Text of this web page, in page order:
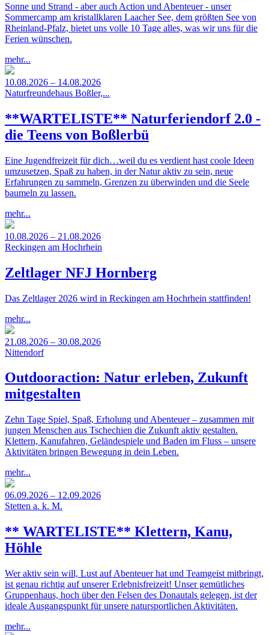
Sonne und Strand - aber auch Action und Abenteuer - unser
Sommercamp am kristallklaren Laacher See, dem größten See von
Rheinland-Pfalz, bietet uns volle 10 Tage alles, was wir uns für die
Ferien wünschen.
mehr...
10.08.2026 – 14.08.2026
Naturfreundehaus Boßler,...
**WARTELISTE** Naturferiendorf 2.0 -
die Teens von Boßlerbü
Eine Jugendfreizeit für dich…weil du es verdient hast coole Ideen
umzusetzen, Spaß zu haben, in der Natur aktiv zu sein, neue
Erfahrungen zu sammeln, Grenzen zu überwinden und die Seele
baumeln zu lassen.
mehr...
10.08.2026 – 21.08.2026
Reckingen am Hochrhein
Zeltlager NFJ Hornberg
Das Zeltlager 2026 wird in Reckingen am Hochrhein stattfinden!
mehr...
21.08.2026 – 30.08.2026
Nittendorf
Outdooraction: Natur erleben, Zukunft
mitgestalten
Zehn Tage Spiel, Spaß, Erholung und Abenteuer – zusammen mit
jungen Menschen aus Tschechien die Zukunft aktiv gestalten.
Klettern, Kanufahren, Geländespiele und Baden im Fluss – unsere
Aktivitäten bringen Bewegung in dein Leben.
mehr...
06.09.2026 – 12.09.2026
Stetten a. k. M.
** WARTELISTE** Klettern, Kanu,
Höhle
Wer aktiv sein will, Lust auf Abenteuer hat und Teamgeist mitbringt,
ist genau richtig auf unserer Erlebnisfreizeit! Unser gemütliches
Gruppenhaus, hoch über den Felsen des Donautals gelegen, ist der
ideale Ausgangspunkt für unsere natursportlichen Aktivitäten.
mehr...